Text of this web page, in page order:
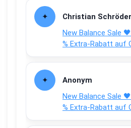
Christian Schröder
New Balance Sale
% Extra-Rabatt auf
Anonym
New Balance Sale
% Extra-Rabatt auf